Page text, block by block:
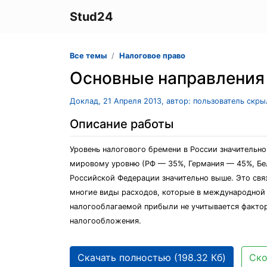
Stud24
Все темы Налоговое право
Основные
Доклад, 21 Апреля 2013, автор: пользователь
Описание работы
Уровень налогового бремени в России
мировому уровню (РФ — 35%, Германия — 45%,
Российской Федерации значительно выше. Это
многие виды расходов, которые в международной
налогооблагаемой прибыли не учитывается
налогообложения.
Скачать полностью (198.32 Кб)